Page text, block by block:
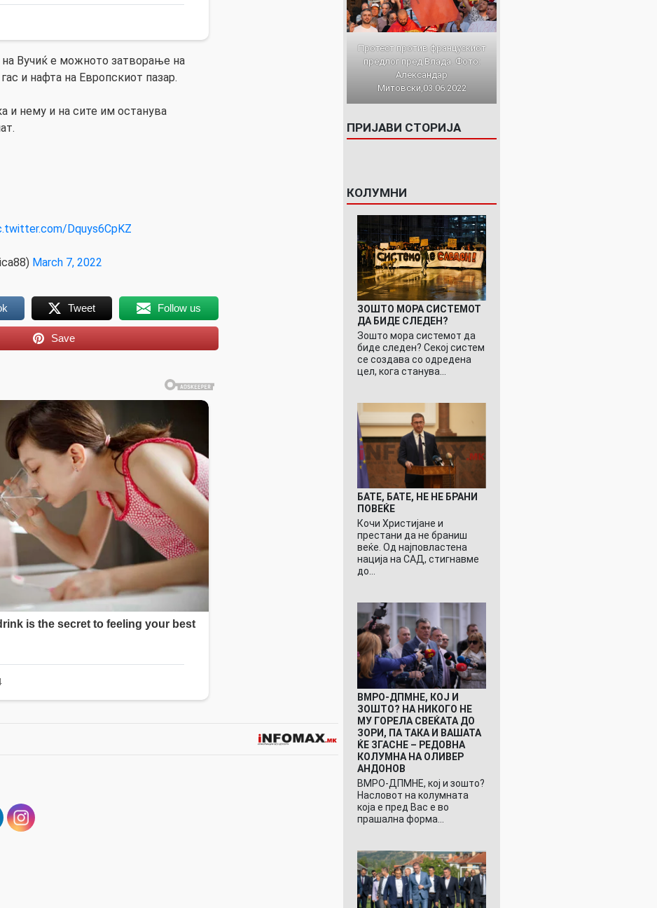
на Вучиќ е можното затворање на
и нафта на Европскиот пазар.
и нему и на сите им останува
Dquys6CpKZ
March 7, 2022
Tweet Follow us
Save
Протест против францускиот
предлог пред Влада. Фото:
Александар
Митовски,03.06.2022
ПРИЈАВИ СТОРИЈА
КОЛУМНИ
ЗОШТО МОРА СИСТЕМОТ
ДА БИДЕ СЛЕДЕН?
Зошто мора системот да
биде следен? Секој систем
се создава со одредена
цел, кога станува…
БАТЕ, БАТЕ, НЕ НЕ БРАНИ
ПОВЕЌЕ
Кочи Христијане и
престани да не браниш
веќе. Од најповластена
нација на САД, стигнавме
до…
ВМРО-ДПМНЕ, КОЈ И
ЗОШТО? НА НИКОГО НЕ
МУ ГОРЕЛА СВЕЌАТА ДО
ЗОРИ, ПА ТАКА И ВАШАТА
ЌЕ ЗГАСНЕ – РЕДОВНА
КОЛУМНА НА ОЛИВЕР
АНДОНОВ
ВМРО-ДПМНЕ, кој и зошто?
Насловот на колумната
која е пред Вас е во
прашална форма…